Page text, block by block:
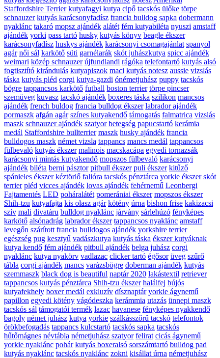
Staffordshire Terrier kutyafagyi kutya cipő tacskós ülőke törpe
schnauzer kutyás karácsonyfadísz francia bulldog sapka dobermann
nyaklánc takaró mopsz ajándék alátét fém kutyabiléta nyuszi amstaff
ajándék yorki pass tartó husky kutyás könyv beagle ékszer
karácsonyfadísz huskys ajándék karácsonyi csomagajánlat spanyol
agár női sál karkötő süti garnélarák skót juhászkutya spicc ajándék
weimari közép schnauzer újfundlandi rágóka telefontartó kutyás alsó
fogtisztító kirándulás kutyapiszok maci kutyás notesz aussie vizslás
táska kutyás pléd corgi kutya-gazdi ónémetjuhász puppy tacskós
bögre tappancsos karkötő futball boston terrier törpe pincser
szemüveg kuvasz tacskó ajándék boxeres táska szilikon mancsos
ajándék french buldog francia bulldog ékszer labrador ajándék
pormaszk afgán agár színes kutyakendő támogatás falmatrica vizslás
maszk schnauzer ajándék szatyor betegség papucstartó kerámia
medál Staffordshire bullterrier maszk husky ajándék francia
bulldogos maszk német vizsla tappancs mancs medál tappancsos
fülbevaló kutyás ékszer malinois macskacápa egyedi tornazsák
karácsonyi mintás kutyakendő mopszos fülbevaló karácsonyi
ajándék biléta berni pásztor pitbull ékszer puli ékszer kitűző
spánieles ékszer kéztörlő falióra tacskós pénztárca yorkie ékszer skót
terrier pléd vicces ajándék lovas ajándék fehérnemű Leonbergi
Fajtamentés LED poháralátét pomerániai ékszer mopszos ékszer
Shih-tzu kutyafajta kis olasz agár kötény úrna bishon frise kakizacsi
szív mali divatáru bulldog nyaklánc járvány sárlehúzó fényképes
karkötő alsónadrág labrador ékszer tappancsos nyaklánc amstaff
levegőn szárított francia bulldogos ajándék yorkshire terrier
egészség pug kesztyű vadászkutya kutyás táska ékszer kutyáknak
kutya kendő fém ajándék pitbull ajándék belga juhász corgi
nyaklánc kutya nyakörv vadlazac clicker tartó égősor üveg szűrő
tábla corgi ajándék mancs varázsbögre doberman ajándék kutyás
szemmaszk black dog is beautiful naptár 2020 lakástextil retriever
tappancsos kutyás pénztárca Shih-tzu ékszer halálfej bújós
kutyafekhely boxer medál exkluzív dísznaptár yorkie ágynemű
papillon egyedi kötény vágódeszka kerámmia utazás ünnepi maszk
tacskós sál támogatói termék lazac havanese fényképes nyakkendő
bagoly német juhász kutya yorkie szálkásszőrű tacskó telefontok
örökbefogadás tappancs kulcstartó tacskós sapka tacskós
hűtőmágnes névtábla németjuhász szatyor felirat cicás ágynemű
yorkie nyaklánc pohár kutyás boxeralsó sorszámtartó bulldog pad
kutyás nyaklánc tacskós nyaklánc zokni kisállat úrna németjuhász